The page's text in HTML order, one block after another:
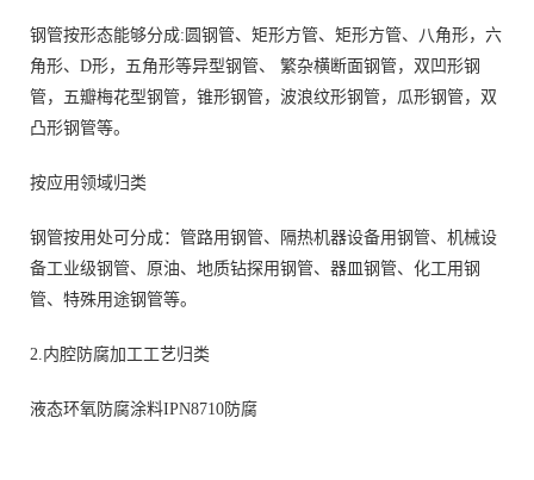
钢管按形态能够分成:圆钢管、矩形方管、矩形方管、八角形，六
角形、D形，五角形等异型钢管、 繁杂横断面钢管，双凹形钢
管，五瓣梅花型钢管，锥形钢管，波浪纹形钢管，瓜形钢管，双
凸形钢管等。
按应用领域归类
钢管按用处可分成：管路用钢管、隔热机器设备用钢管、机械设
备工业级钢管、原油、地质钻探用钢管、器皿钢管、化工用钢
管、特殊用途钢管等。
2.内腔防腐加工工艺归类
液态环氧防腐涂料IPN8710防腐